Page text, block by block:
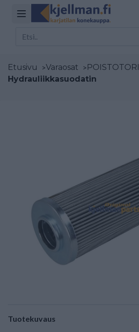
Etusivu >Varaosat >POISTOTORI
Hydrauliikkasuodatin
Tuotekuvaus